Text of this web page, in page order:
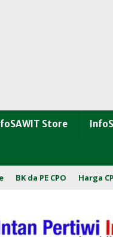
Store
BK da PE CPO Harga